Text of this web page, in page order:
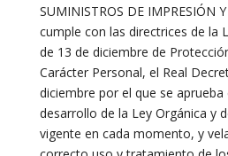
SUMINISTROS DE IMPRESIÓN
cumple con las directrices de la
de 13 de diciembre de
Carácter Personal, el Real
diciembre por el que se
desarrollo de la Ley Orgánica y
vigente en cada momento, y